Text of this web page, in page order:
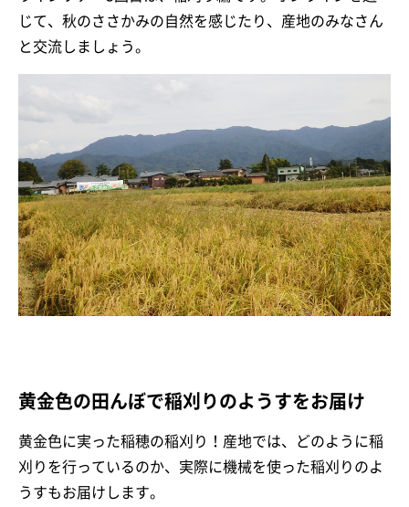
じて、秋のささかみの自然を感じたり、産地のみなさん
と交流しましょう。
黄金色の田んぼで稲刈りのようすをお届け
黄金色に実った稲穂の稲刈り！産地では、どのように稲
刈りを行っているのか、実際に機械を使った稲刈りのよ
うすもお届けします。